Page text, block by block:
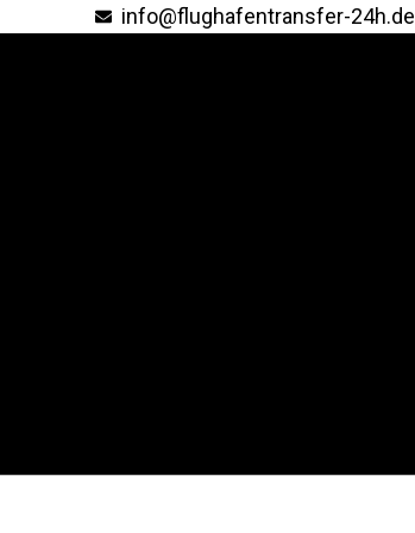
info@flughafentransfer-24h.de